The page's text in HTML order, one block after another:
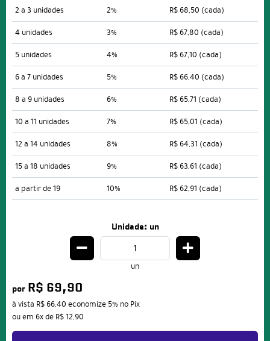
2 a 3 unidades
2% R$ 68,50 (cada)
4 unidades
3% R$ 67,80 (cada)
5 unidades
4% R$ 67,10 (cada)
6 a 7 unidades
5% R$ 66,40 (cada)
8 a 9 unidades
6% R$ 65,71 (cada)
10 a 11 unidades
7% R$ 65,01 (cada)
12 a 14 unidades
8% R$ 64,31 (cada)
15 a 18 unidades
9% R$ 63,61 (cada)
a partir de 19
10% R$ 62,91 (cada)
Unidade: un
un
por R$ 69,90
à vista R$ 66,40 economize 5% no Pix
ou em 6xde R$ 12,90